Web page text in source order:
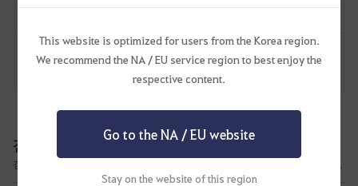
This website is optimized for users from the Korea region.
We recommend the NA / EU service region to best enjoy the
respective content.
Go to the NA / EU website
Stay on the website of this region
댓글1 신고 댓글
건의 게시판
검은사막에 전달하고 싶은 다양한 의견이나 아이디어를 전달하는 건의 게시판입니다.